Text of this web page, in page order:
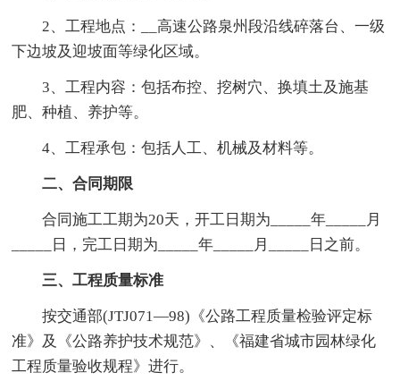
2、工程地点：__高速公路泉州段沿线碎落台、一级
下边坡及迎坡面等绿化区域。
3、工程内容：包括布控、挖树穴、换填土及施基
肥、种植、养护等。
4、工程承包：包括人工、机械及材料等。
二、合同期限
合同施工工期为20天，开工日期为_____年_____月
_____日，完工日期为_____年_____月_____日之前。
三、工程质量标准
按交通部(JTJ071—98)《公路工程质量检验评定标
准》及《公路养护技术规范》、《福建省城市园林绿化
工程质量验收规程》进行。